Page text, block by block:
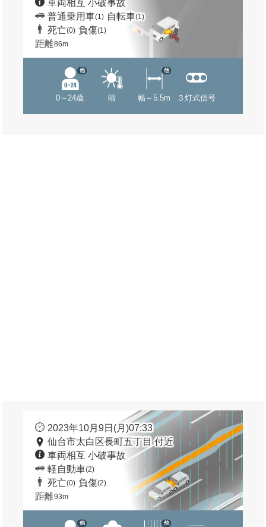
車両相互 小破事故
普通乗用車(1) 自転車(1)
死亡(0) 負傷(1)
距離86m
0～24歳
他
晴 幅～5.5m
他
３灯式信号
2023年10月9日(月)07:33
仙台市太白区長町五丁目 付近
車両相互 小破事故
軽自動車(2)
死亡(0) 負傷(2)
距離93m
他 他